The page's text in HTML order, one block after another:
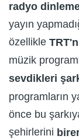
radyo
yayın
özellikle
müzik
sevdikleri
programların
önce bu
şehirlerini